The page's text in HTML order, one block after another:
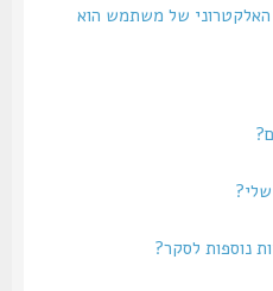
של משתמש הוא
לסקר?